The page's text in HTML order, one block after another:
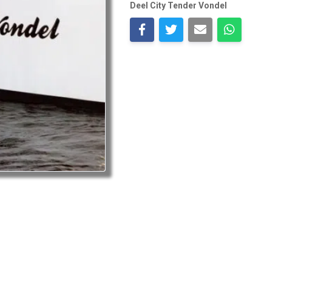
Deel City Tender Vondel